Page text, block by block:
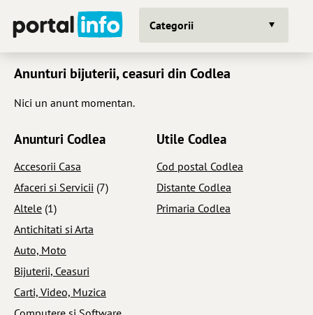
Categorii
Anunturi bijuterii, ceasuri din Codlea
Nici un anunt momentan.
Anunturi Codlea
Accesorii Casa
Afaceri si Servicii (7)
Altele (1)
Antichitati si Arta
Auto, Moto
Bijuterii, Ceasuri
Carti, Video, Muzica
Utile Codlea
Cod postal Codlea
Distante Codlea
Primaria Codlea